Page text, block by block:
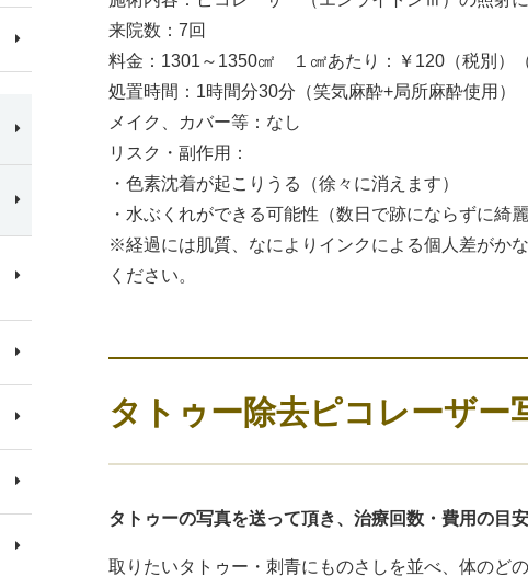
来院数：7回
料金：1301～1350㎠ １㎠あたり：￥120（税別）
処置時間：1時間分30分（笑気麻酔+局所麻酔使用）
メイク、カバー等：なし
リスク・副作用：
・色素沈着が起こりうる（徐々に消えます）
・水ぶくれができる可能性（数日で跡にならずに綺
※経過には肌質、なによりインクによる個人差がか
ください。
タトゥー除去ピコレーザ
タトゥーの写真を送って頂き、治療回数・費用の目
取りたいタトゥー・刺青にものさしを並べ、体のど